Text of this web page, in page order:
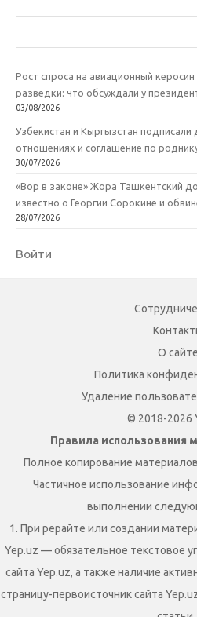
Рост спроса на авиационный
разведки: что обсуждали у
03/08/2026
Узбекистан и Кыргызстан подписали
отношениях и соглашение по
30/07/2026
«Вор в законе» Жора Ташкентский
известно о Георгии Сорокине и
28/07/2026
Войти
О сайте
Политика
Удаление
© 2018-2026
Правила использования
Полное копирование
Частичное использование
выполнении
1. При рерайте или создании
Yep.uz — обязательное текстовое
сайта Yep.uz, а также наличие
страницу-первоисточник сайта